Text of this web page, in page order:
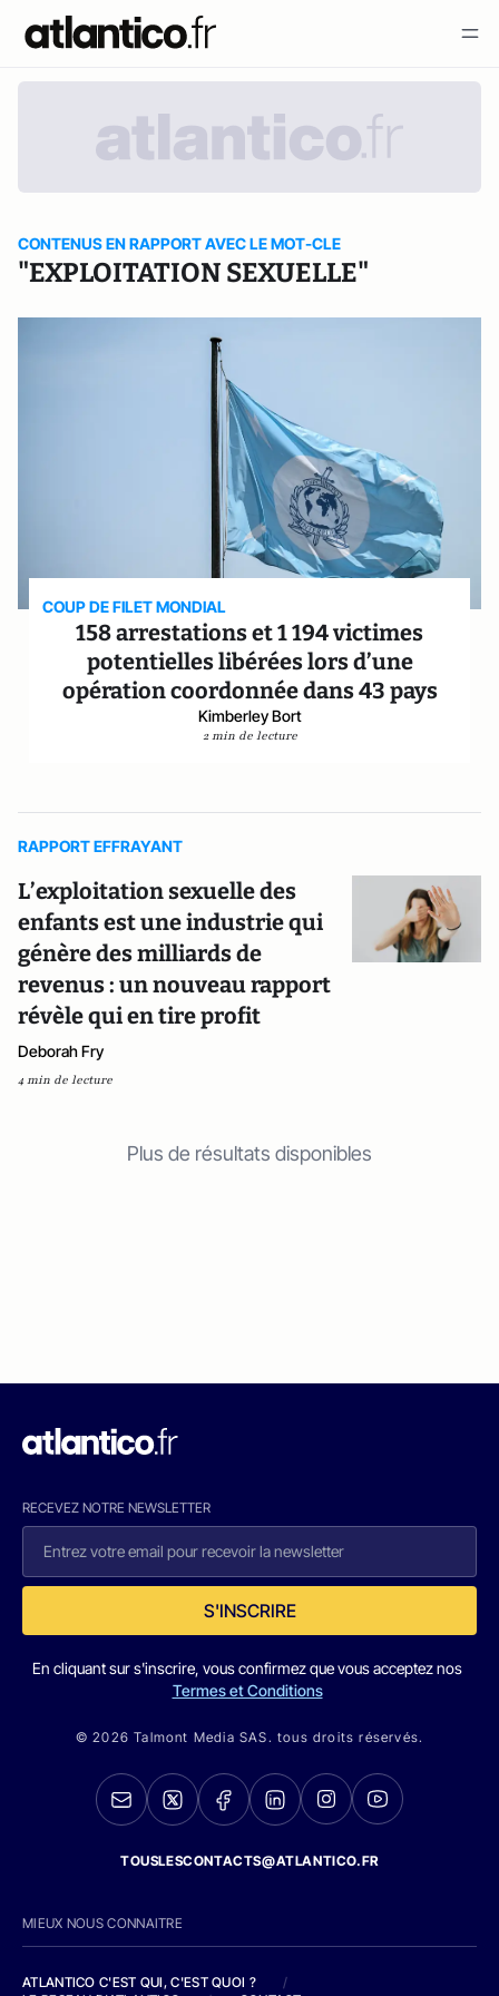
CONTENUS EN RAPPORT AVEC LE MOT-CLE
"EXPLOITATION SEXUELLE"
COUP DE FILET MONDIAL
158 arrestations et 1 194 victimes
potentielles libérées lors d’une
opération coordonnée dans 43 pays
Kimberley Bort
2 min de lecture
RAPPORT EFFRAYANT
L’exploitation sexuelle des
enfants est une industrie qui
génère des milliards de
revenus : un nouveau rapport
révèle qui en tire profit
Deborah Fry
4 min de lecture
Plus de résultats disponibles
RECEVEZ NOTRE NEWSLETTER
S'INSCRIRE
En cliquant sur s'inscrire, vous confirmez que vous acceptez nos
Termes et Conditions
© 2026 Talmont Media SAS. tous droits réservés.
TOUSLESCONTACTS@ATLANTICO.FR
MIEUX NOUS CONNAITRE
ATLANTICO C'EST QUI, C'EST QUOI ?
/